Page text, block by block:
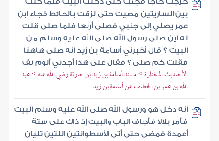
خرجت حاجا فجئت حتى دخلت البيت فلما كنت
بين الساريتين مضيت حتى لزقت بالحائط فجاء ابن
عمر يصلي إلى جنبي فصلى أربعا فلما صلى قلت
له أين صلى رسول الله صلى الله عليه وسلم من
البيت ؟ قال أخبرني أسامة بن زيد أنه صلى هاهنا
فقلت كم صلى ؟ فقال على هذا أجدني ألوم نف
الأحاديث المختارة > مسند أسامة بن زيد بن حارثة رضي الله عنه > عبد
الله بن عمر بن الخطاب عن أسامة بن زيد
أنه دخل هو ورسول الله صلى الله عليه وسلم البيت
فأمر بلالا فأجاف الباب والبيت إذ ذاك على ستة
أعمدة فمضى حتى أتى الأسطوانتين اللتين تليان